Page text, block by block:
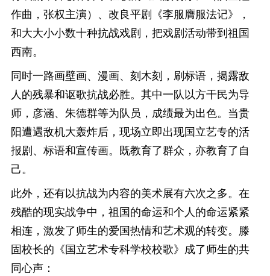
作曲，张权主演）、改良平剧《李服膺服法记》，
和大大小小数十种抗战戏剧，把戏剧活动带到祖国
西南。
同时一路画壁画、漫画、刻木刻，刷标语，揭露敌
人的残暴和讴歌抗战必胜。其中一队以方干民为导
师，彦涵、朱德群等为队员，成绩最为出色。当贵
阳遭遇敌机大轰炸后，现场立即出现国立艺专的活
报剧、标语和宣传画。既教育了群众，亦教育了自
己。
此外，还有以抗战为内容的美术展有六次之多。在
残酷的现实战争中，祖国的命运和个人的命运紧紧
相连，激发了师生的爱国热情和艺术观的转变。滕
固校长的《国立艺术专科学校校歌》成了师生的共
同心声：